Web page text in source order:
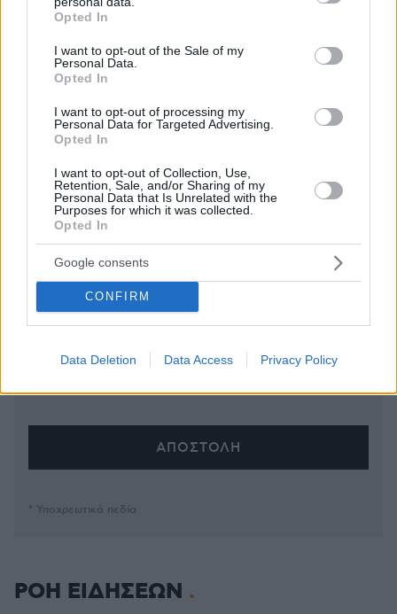
grant or deny consent to Google and its third-party tags to
use your data for below specified purposes in below Google
consent section.
Opted In
I want to opt-out of the Sale of my
Personal Data.
Opted In
I want to opt-out of processing my
Personal Data for Targeted Advertising.
Opted In
I want to opt-out of Collection, Use,
Retention, Sale, and/or Sharing of my
Personal Data that Is Unrelated with the
Purposes for which it was collected.
Opted In
Google consents
CONFIRM
Data Deletion Data Access Privacy Policy
ΣΧΌΛΙΟ *
Απομένουν 2500χαρακτήρες
* Υποχρεωτικά πεδία
ΡΟΗ ΕΙΔΗΣΕΩΝ